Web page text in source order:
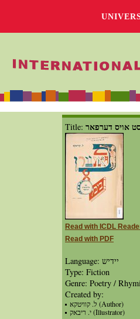
Title: אויס דערפאר
Read with ICDL
Read with PDF
Language: יידיש
Type: Fiction
Genre: Poetry /
Created by:
ל. קוויטקא (Author)
י. ריבאק (Illustrator)